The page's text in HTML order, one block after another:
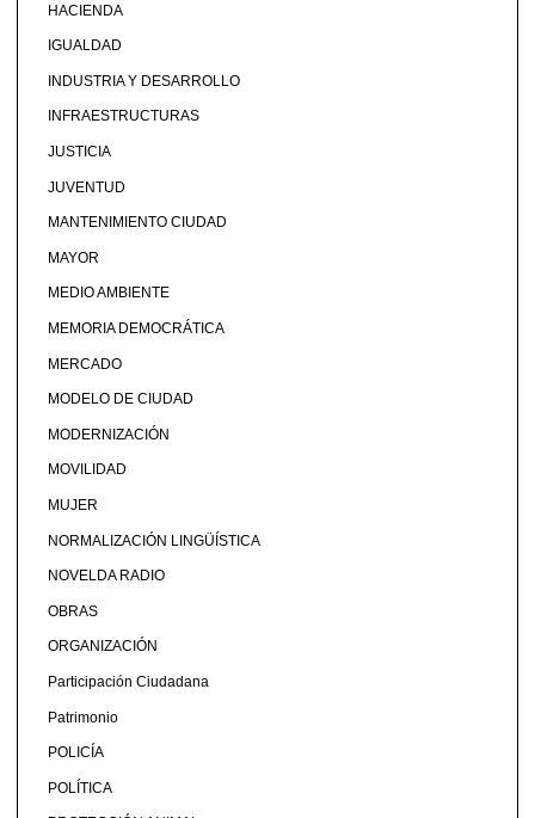
HACIENDA
IGUALDAD
INDUSTRIA Y DESARROLLO
INFRAESTRUCTURAS
JUSTICIA
JUVENTUD
MANTENIMIENTO CIUDAD
MAYOR
MEDIO AMBIENTE
MEMORIA DEMOCRÁTICA
MERCADO
MODELO DE CIUDAD
MODERNIZACIÓN
MOVILIDAD
MUJER
NORMALIZACIÓN LINGÜÍSTICA
NOVELDA RADIO
OBRAS
ORGANIZACIÓN
Participación Ciudadana
Patrimonio
POLICÍA
POLÍTICA